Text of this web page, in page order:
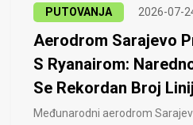
PUTOVANJA 2026-07-
Aerodrom Sarajevo
S Ryanairom:
Se Rekordan Broj
Međunarodni aerodrom